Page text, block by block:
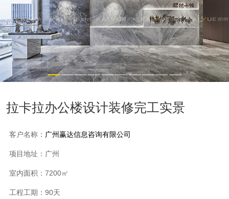
拉卡拉办公楼设计装修完工实景
客户名称： 广州赢达信息咨询有限公司
项目地址： 广州
室内面积： 7200㎡
工程工期： 90天